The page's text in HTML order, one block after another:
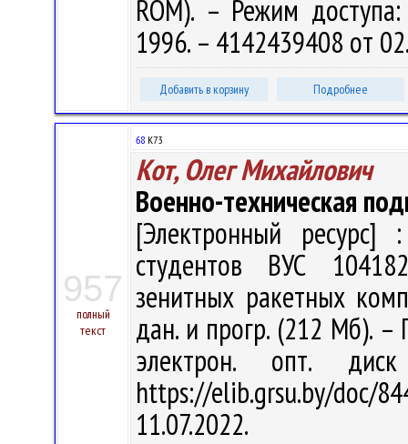
ROM). – Режим
1996. – 4142439408 от
Добавить в корзину Подробнее
957
полный
текст
68 К73
Кот, Олег Михайлович
Военно-техническая
[Электронный ресурс]
студентов ВУС
зенитных ракетных
дан. и прогр. (212 Мб). –
электрон. опт.
https://elib.grsu.by/
11.07.2022.